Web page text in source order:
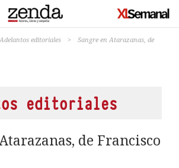
Adelantos editoriales >
Sangre en Atarazanas, de
editoriales
de Francisco